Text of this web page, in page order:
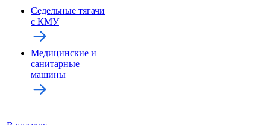
Седельные тягачи
с КМУ
Медицинские и
санитарные
машины